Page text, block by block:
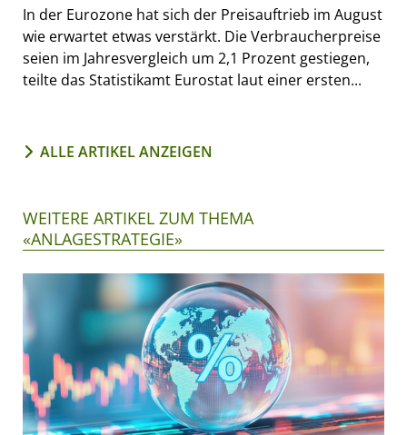
In der Eurozone hat sich der Preisauftrieb im August
wie erwartet etwas verstärkt. Die Verbraucherpreise
seien im Jahresvergleich um 2,1 Prozent gestiegen,
teilte das Statistikamt Eurostat laut einer ersten...
ALLE ARTIKEL ANZEIGEN
WEITERE ARTIKEL ZUM THEMA
«ANLAGESTRATEGIE»